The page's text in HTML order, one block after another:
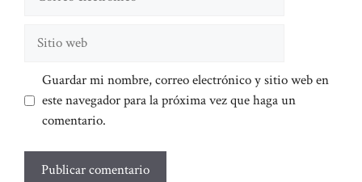
Guardar mi nombre, correo electrónico y sitio web en
este navegador para la próxima vez que haga un
comentario.